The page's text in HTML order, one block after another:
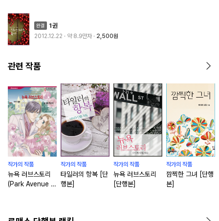
1권
2012.12.22 · 약 8.9만자 2,500원
관련 작품
작가의 작품
뉴욕 러브스토리
(Park Avenue 시
작가의 작품
타일러의 항복 [단
행본]
작가의 작품
뉴욕 러브스토리
[단행본]
작가의 작품
깜찍한 그녀 [단행
본]